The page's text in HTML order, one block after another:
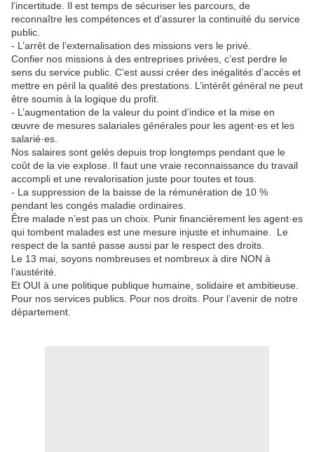
l’incertitude. Il est temps de sécuriser les parcours, de
reconnaître les compétences et d’assurer la continuité du service
public.
- L’arrêt de l’externalisation des missions vers le privé.
Confier nos missions à des entreprises privées, c’est perdre le
sens du service public. C’est aussi créer des inégalités d’accès et
mettre en péril la qualité des prestations. L’intérêt général ne peut
être soumis à la logique du profit.
- L’augmentation de la valeur du point d’indice et la mise en
œuvre de mesures salariales générales pour les agent·es et les
salarié·es.
Nos salaires sont gelés depuis trop longtemps pendant que le
coût de la vie explose. Il faut une vraie reconnaissance du travail
accompli et une revalorisation juste pour toutes et tous.
- La suppression de la baisse de la rémunération de 10 %
pendant les congés maladie ordinaires.
Être malade n’est pas un choix. Punir financièrement les agent·es
qui tombent malades est une mesure injuste et inhumaine. Le
respect de la santé passe aussi par le respect des droits.
Le 13 mai, soyons nombreuses et nombreux à dire NON à
l’austérité.
Et OUI à une politique publique humaine, solidaire et ambitieuse.
Pour nos services publics. Pour nos droits. Pour l’avenir de notre
département.